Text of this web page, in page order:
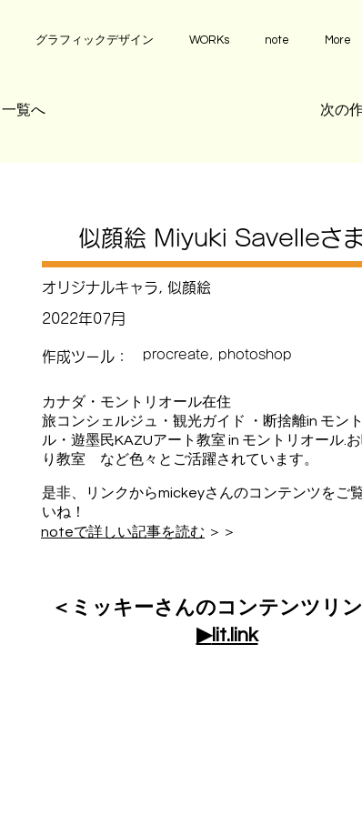
グラフィックデザイン WORKs note More
一覧へ 次の
似顔絵 Miyuki Savelleさ
オリジナルキャラ, 似顔絵
2022年07月
作成ツール： procreate, photoshop
カナダ・モントリオール在住
旅コンシェルジュ・観光ガイド ・断捨離in モン
ル・遊墨民KAZUアート教室 in モントリオール.
り教室 など色々とご活躍されています。
是非、リンクからmickeyさんのコンテンツをご
いね！
noteで詳しい記事を読む ＞＞
＜ミッキーさんのコンテンツリ
▶︎lit.link